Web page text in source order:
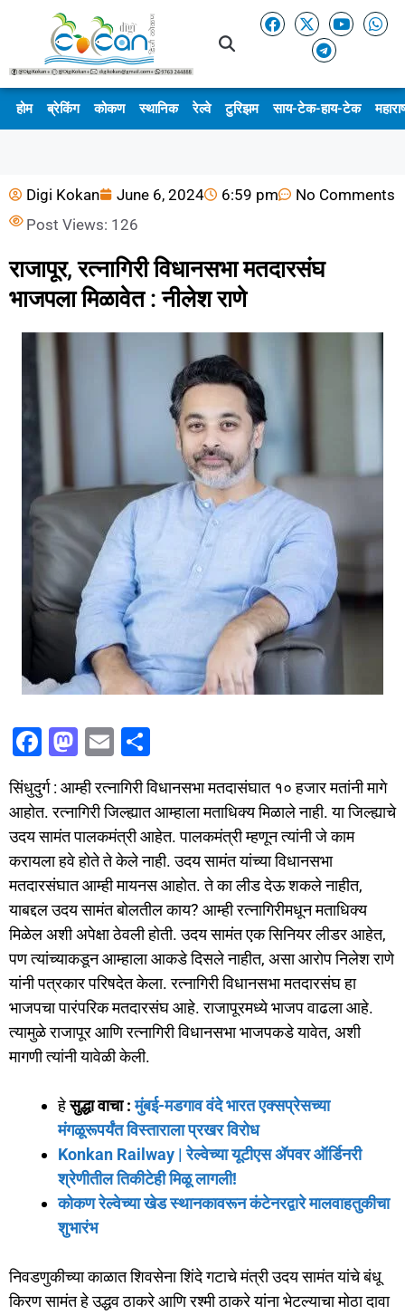
होम ब्रेकिंग कोकण स्थानिक रेल्वे टुरिझम साय-टेक-हाय-टेक
Digi Kokan June 6, 2024 6:59 pm
No Comments
Post Views: 126
राजापूर, रत्नागिरी विधानसभा मतदारसंघ
भाजपला मिळावेत : नीलेश राणे
F
a
c
e
b
o
o
k
M
a
st
o
d
o
n
E
m
ai
l
h
ar
e
सिंधुदुर्ग : आम्ही रत्नागिरी विधानसभा मतदासंघात १० हजार मतांनी मागे
आहोत. रत्नागिरी जिल्ह्यात आम्हाला मताधिक्य मिळाले नाही. या जिल्ह्याचे
उदय सामंत पालकमंत्री आहेत. पालकमंत्री म्हणून त्यांनी जे काम
करायला हवे होते ते केले नाही. उदय सामंत यांच्या विधानसभा
मतदारसंघात आम्ही मायनस आहोत. ते का लीड देऊ शकले नाहीत,
याबद्दल उदय सामंत बोलतील काय? आम्ही रत्नागिरीमधून मताधिक्य
मिळेल अशी अपेक्षा ठेवली होती. उदय सामंत एक सिनियर लीडर आहेत,
पण त्यांच्याकडून आम्हाला आकडे दिसले नाहीत, असा आरोप निलेश राणे
यांनी पत्रकार परिषदेत केला. रत्नागिरी विधानसभा मतदारसंघ हा
भाजपचा पारंपरिक मतदारसंघ आहे. राजापूरमध्ये भाजप वाढला आहे.
त्यामुळे राजापूर आणि रत्नागिरी विधानसभा भाजपकडे यावेत, अशी
मागणी त्यांनी यावेळी केली.
हेसुद्धा वाचा :मुंबई-मडगाव वंदे भारत एक्सप्रेसच्या
मंगळूरूपर्यंत विस्ताराला प्रखर विरोध
Konkan Railway | रेल्वेच्या यूटीएस ॲपवर ऑर्डिनरी
श्रेणीतील तिकीटेही मिळू लागली!
कोकण रेल्वेच्या खेड स्थानकावरून कंटेनरद्वारे मालवाहतुकीचा
शुभारंभ
निवडणुकीच्या काळात शिवसेना शिंदे गटाचे मंत्री उदय सामंत यांचे बंधू
किरण सामंत हे उद्धव ठाकरे आणि रश्मी ठाकरे यांना भेटल्याचा मोठा दावा